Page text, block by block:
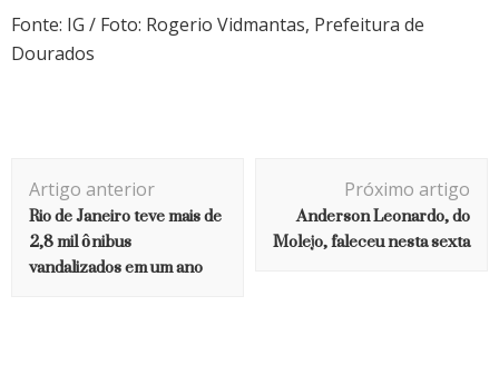
Fonte: IG / Foto: Rogerio Vidmantas, Prefeitura de
Dourados
de
post
Artigo anterior
Rio de Janeiro teve mais de
2,8 mil ônibus
vandalizados em um ano
Próximo artigo
Anderson Leonardo, do
Molejo, faleceu nesta sexta